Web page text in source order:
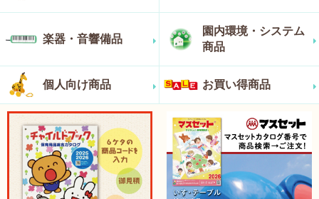
楽器・音響備品
園内環境・システム
商品
個人向け商品 お買い得商品